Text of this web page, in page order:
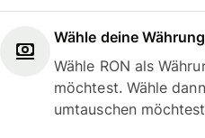
Wähle deine
Wähle RON als
möchtest. Wähle
umtauschen